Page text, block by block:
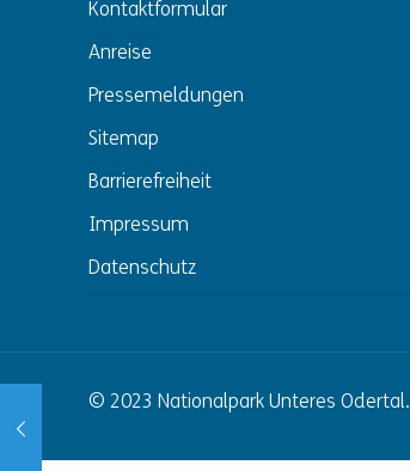
Kontaktformular
Anreise
Pressemeldungen
Sitemap
Barrierefreiheit
Impressum
Datenschutz
© 2023 Nationalpark Unteres Odertal.